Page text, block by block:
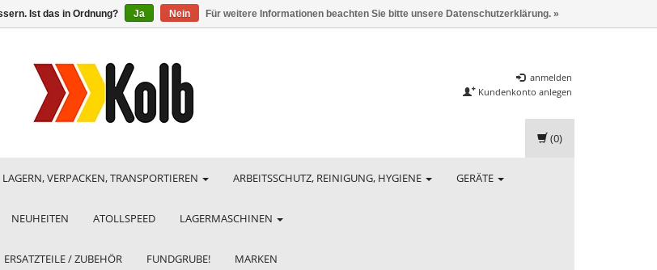
anmelden
Kundenkonto anlegen
LAGERN, VERPACKEN, TRANSPORTIEREN ARBEITSSCHUTZ, REINIGUNG, HYGIENE GERÄTE
NEUHEITEN ATOLLSPEED LAGERMASCHINEN
ERSATZTEILE / ZUBEHÖR FUNDGRUBE! MARKEN
(0)
Ist das in Ordnung? Ja Nein Für weitere Informationen beachten Sie bitte unsere Datenschutzerklärung. »